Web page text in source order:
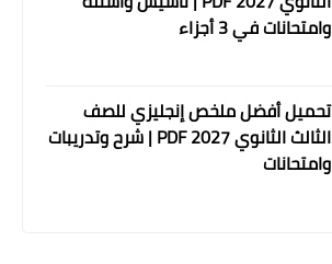
وامتحانات في 3 أجزاء
تحميل أفضل ملخص إنجليزي للصف
الثالث الثانوي 2027 PDF | شرح وتدريبات
وامتحانات